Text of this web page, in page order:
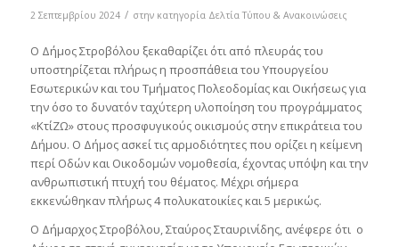
2 Σεπτεμβρίου 2024 / στην κατηγορία Δελτία Τύπου & Ανακοινώσεις
Ο Δήμος Στροβόλου ξεκαθαρίζει ότι από πλευράς του
υποστηρίζεται πλήρως η προσπάθεια του Υπουργείου
Εσωτερικών και του Τμήματος Πολεοδομίας και Οικήσεως για
την όσο το δυνατόν ταχύτερη υλοποίηση του προγράμματος
«ΚτίΖΩ» στους προσφυγικούς οικισμούς στην επικράτεια του
Δήμου. Ο Δήμος ασκεί τις αρμοδιότητες που ορίζει η κείμενη
περί Οδών και Οικοδομών νομοθεσία, έχοντας υπόψη και την
ανθρωπιστική πτυχή του θέματος. Mέχρι σήμερα
εκκενώθηκαν πλήρως 4 πολυκατοικίες και 5 μερικώς.
Ο Δήμαρχος Στροβόλου, Σταύρος Σταυρινίδης, ανέφερε ότι ο